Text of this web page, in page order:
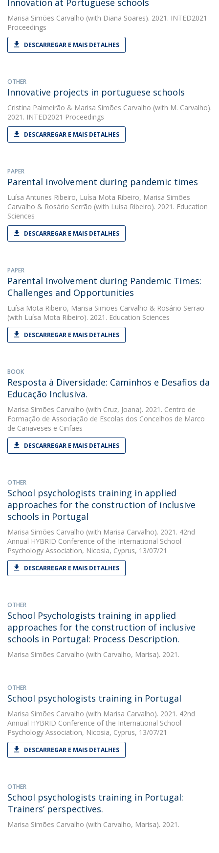
Innovation at Portuguese schools
Marisa Simões Carvalho (with Diana Soares). 2021. INTED2021
Proceedings
DESCARREGAR E MAIS DETALHES
OTHER
Innovative projects in portuguese schools
Cristina Palmeirão & Marisa Simões Carvalho (with M. Carvalho).
2021. INTED2021 Proceedings
DESCARREGAR E MAIS DETALHES
PAPER
Parental involvement during pandemic times
Luísa Antunes Ribeiro, Luísa Mota Ribeiro, Marisa Simões
Carvalho & Rosário Serrão (with Luísa Ribeiro). 2021. Education
Sciences
DESCARREGAR E MAIS DETALHES
PAPER
Parental Involvement during Pandemic Times:
Challenges and Opportunities
Luísa Mota Ribeiro, Marisa Simões Carvalho & Rosário Serrão
(with Luísa Mota Ribeiro). 2021. Education Sciences
DESCARREGAR E MAIS DETALHES
BOOK
Resposta à Diversidade: Caminhos e Desafios da
Educação Inclusiva.
Marisa Simões Carvalho (with Cruz, Joana). 2021. Centro de
Formação de Associação de Escolas dos Concelhos de Marco
de Canaveses e Cinfães
DESCARREGAR E MAIS DETALHES
OTHER
School psychologists training in applied
approaches for the construction of inclusive
schools in Portugal
Marisa Simões Carvalho (with Marisa Carvalho). 2021. 42nd
Annual HYBRID Conference of the International School
Psychology Association, Nicosia, Cyprus, 13/07/21
DESCARREGAR E MAIS DETALHES
OTHER
School Psychologists training in applied
approaches for the construction of inclusive
schools in Portugal: Process Description.
Marisa Simões Carvalho (with Carvalho, Marisa). 2021.
OTHER
School psychologists training in Portugal
Marisa Simões Carvalho (with Marisa Carvalho). 2021. 42nd
Annual HYBRID Conference of the International School
Psychology Association, Nicosia, Cyprus, 13/07/21
DESCARREGAR E MAIS DETALHES
OTHER
School psychologists training in Portugal:
Trainers’ perspectives.
Marisa Simões Carvalho (with Carvalho, Marisa). 2021.